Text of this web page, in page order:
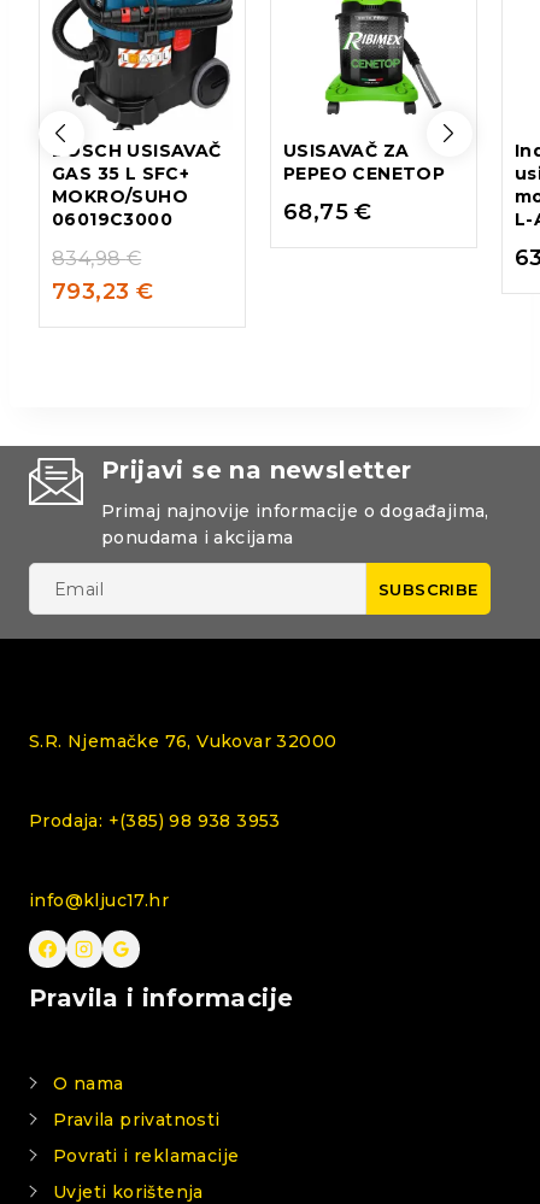
BOSCH USISAVAČ
GAS 35 L SFC+
MOKRO/SUHO
06019C3000
834,98€
793,23 €
USISAVAČ ZA
PEPEO CENETOP
68,75€
L-
Prijavi se na newsletter
Primaj najnovije informacije o događajima,
ponudama i akcijama
S.R. Njemačke 76, Vukovar 32000
Prodaja: +(385) 98 938 3953
info@kljuc17.hr
Pravila i informacije
O nama
Pravila privatnosti
Povrati i reklamacije
Uvjeti korištenja